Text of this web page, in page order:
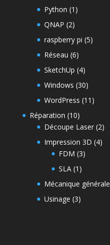
Python (1)
QNAP (2)
raspberry pi (5)
Réseau (6)
SketchUp (4)
Windows (30)
WordPress (11)
Réparation (10)
Découpe Laser(2)
Impression 3D (4)
FDM (3)
SLA(1)
Mécanique générale
Usinage (3)